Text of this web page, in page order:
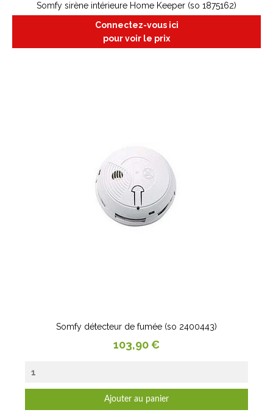
Somfy sirène intérieure Home Keeper (so 1875162)
Connectez-vous ici
pour voir le prix
Somfy détecteur de fumée (so 2400443)
Prix
103,90 €
Ajouter au panier